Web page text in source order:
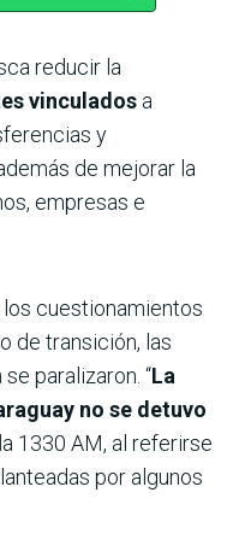
reducir la
vinculados a
y
de mejorar la
empresas e
cuestionamientos
de transición, las
paralizaron. “La
no se detuvo
1330 AM, al referirse
por algunos